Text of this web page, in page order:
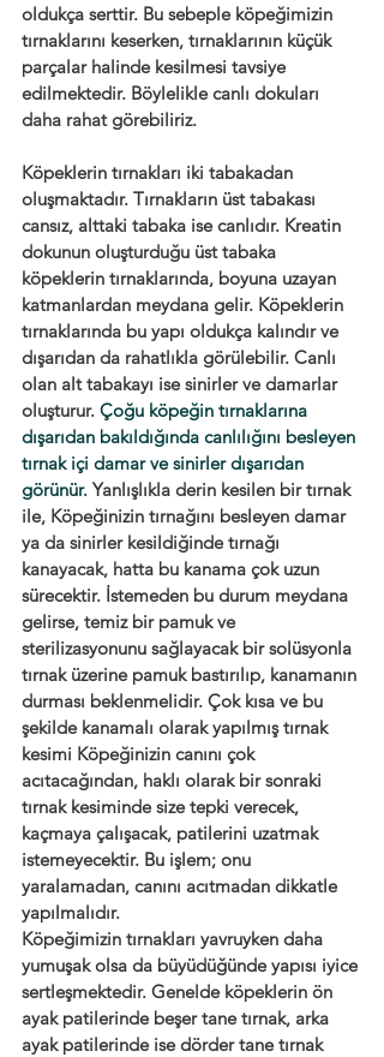
oldukça serttir. Bu sebeple köpeğimizin
tırnaklarını keserken, tırnaklarının küçük
parçalar halinde kesilmesi tavsiye
edilmektedir. Böylelikle canlı dokuları
daha rahat görebiliriz.
Köpeklerin tırnakları iki tabakadan
oluşmaktadır. Tırnakların üst tabakası
cansız, alttaki tabaka ise canlıdır. Kreatin
dokunun oluşturduğu üst tabaka
köpeklerin tırnaklarında, boyuna uzayan
katmanlardan meydana gelir. Köpeklerin
tırnaklarında bu yapı oldukça kalındır ve
dışarıdan da rahatlıkla görülebilir. Canlı
olan alt tabakayı ise sinirler ve damarlar
oluşturur. Çoğu köpeğin tırnaklarına
dışarıdan bakıldığında canlılığını besleyen
tırnak içi damar ve sinirler dışarıdan
görünür. Yanlışlıkla derin kesilen bir tırnak
ile, Köpeğinizin tırnağını besleyen damar
ya da sinirler kesildiğinde tırnağı
kanayacak, hatta bu kanama çok uzun
sürecektir. İstemeden bu durum meydana
gelirse, temiz bir pamuk ve
sterilizasyonunu sağlayacak bir solüsyonla
tırnak üzerine pamuk bastırılıp, kanamanın
durması beklenmelidir. Çok kısa ve bu
şekilde kanamalı olarak yapılmış tırnak
kesimi Köpeğinizin canını çok
acıtacağından, haklı olarak bir sonraki
tırnak kesiminde size tepki verecek,
kaçmaya çalışacak, patilerini uzatmak
istemeyecektir. Bu işlem; onu
yaralamadan, canını acıtmadan dikkatle
yapılmalıdır.
Köpeğimizin tırnakları yavruyken daha
yumuşak olsa da büyüdüğünde yapısı iyice
sertleşmektedir. Genelde köpeklerin ön
ayak patilerinde beşer tane tırnak, arka
ayak patilerinde ise dörder tane tırnak